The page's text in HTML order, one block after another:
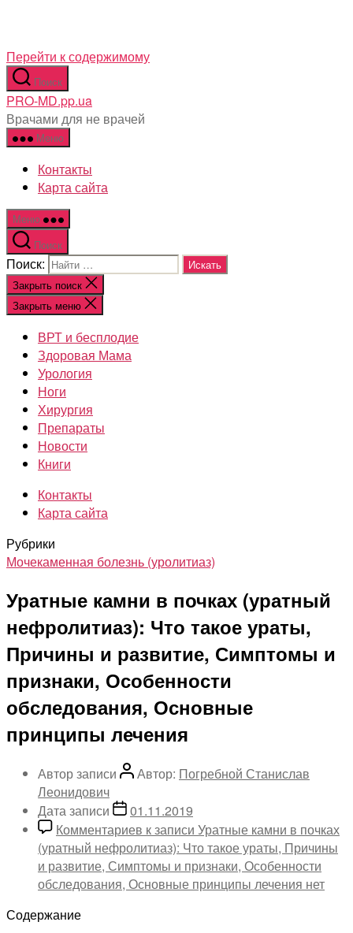
Перейти к содержимому
Поиск
PRO-MD.pp.ua
Врачами для не врачей
Меню
Контакты
Карта сайта
Меню
Поиск
Поиск:
Закрыть поиск
Закрыть меню
ВРТ и бесплодие
Здоровая Мама
Урология
Ноги
Хирургия
Препараты
Новости
Книги
Контакты
Карта сайта
Рубрики
Мочекаменная болезнь (уролитиаз)
Уратные камни в почках (уратный
нефролитиаз): Что такое ураты,
Причины и развитие, Симптомы и
признаки, Особенности
обследования, Основные
принципы лечения
Автор записи Автор: Погребной Станислав
Леонидович
Дата записи
01.11.2019
Комментариев к записи Уратные камни в почках
(уратный нефролитиаз): Что такое ураты, Причины
и развитие, Симптомы и признаки, Особенности
обследования, Основные принципы лечения нет
Содержание